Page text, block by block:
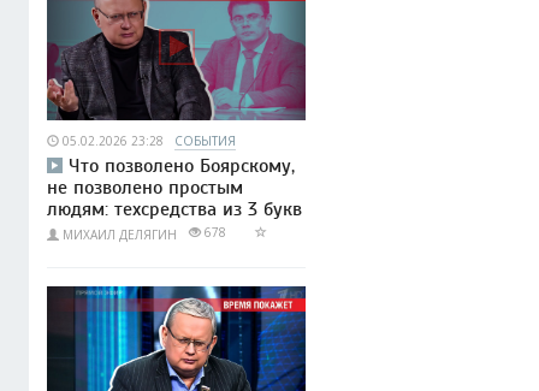
05.02.2026 23:28 СОБЫТИЯ
Что позволено Боярскому,
не позволено простым
людям: техсредства из 3 букв
МИХАИЛ ДЕЛЯГИН 678